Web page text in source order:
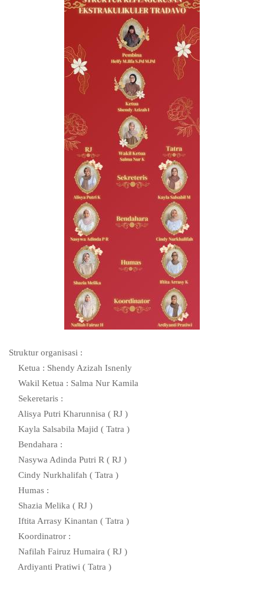
Struktur organisasi :
Ketua : Shendy Azizah Isnenly
Wakil Ketua : Salma Nur Kamila
Sekeretaris :
Alisya Putri Kharunnisa ( RJ )
Kayla Salsabila Majid ( Tatra )
Bendahara :
Nasywa Adinda Putri R ( RJ )
Cindy Nurkhalifah ( Tatra )
Humas :
Shazia Melika ( RJ )
Iftita Arrasy Kinantan ( Tatra )
Koordinatror :
Nafilah Fairuz Humaira ( RJ )
Ardiyanti Pratiwi ( Tatra )